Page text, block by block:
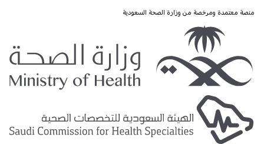
منصة معتمدة ومرخصة من وزارة الصحة السعودية